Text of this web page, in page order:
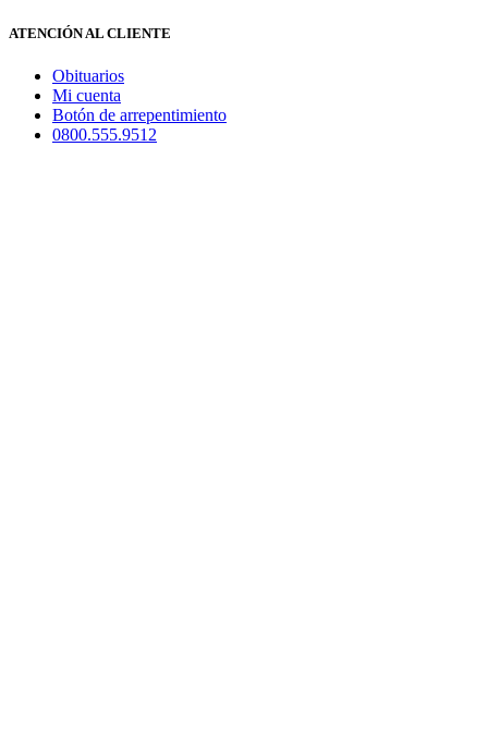
ATENCIÓN AL CLIENTE
Obituarios
Mi cuenta
Botón de arrepentimiento
0800.555.9512